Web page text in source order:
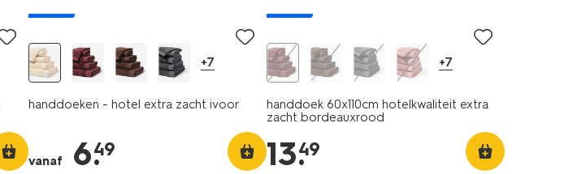
+7
handdoeken - hotel extra zacht ivoor
vanaf 6.
49
+7
handdoek 60x110cm hotelkwaliteit extra
zacht bordeauxrood
13.
49